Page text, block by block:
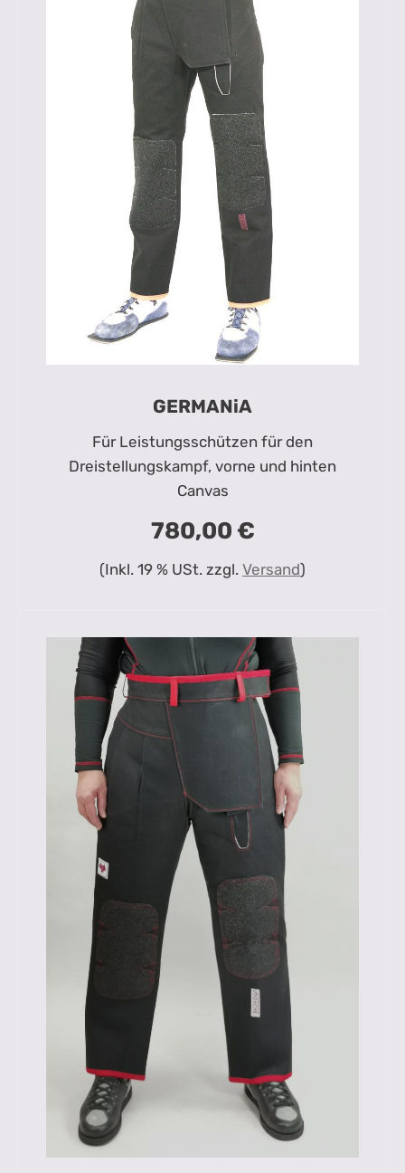
GERMANiA
Für Leistungsschützen für den
Dreistellungskampf, vorne und hinten
Canvas
780,00 €
(Inkl. 19 % USt. zzgl. Versand)